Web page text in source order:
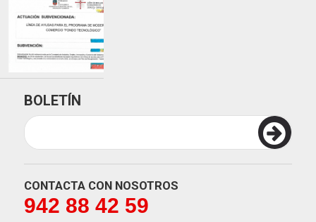
BOLETÍN
CONTACTA CON NOSOTROS
942 88 42 59